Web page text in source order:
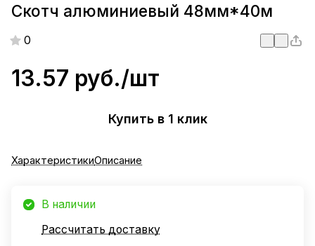
Скотч алюминиевый 48мм*40м
0
13.57 руб./шт
Купить в 1 клик
ХарактеристикиОписание
В наличии
Рассчитать доставку